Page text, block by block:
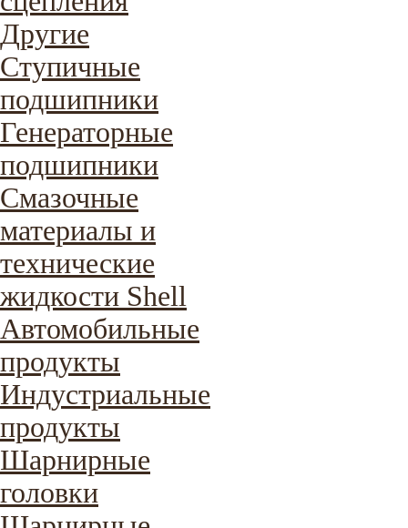
Другие
Ступичные
подшипники
Генераторные
подшипники
Смазочные
материалы и
технические
жидкости Shell
Автомобильные
продукты
Индустриальные
продукты
Шарнирные
головки